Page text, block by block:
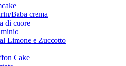
Baba crema
di cuore
Limone e Zuccotto
Cake